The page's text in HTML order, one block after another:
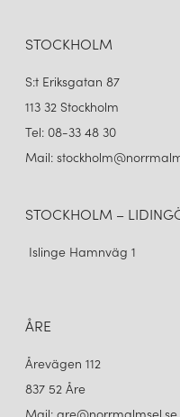
STOCKHOLM
S:t Eriksgatan 87
113 32 Stockholm
Tel: 08-33 48 30
Mail:
STOCKHOLM –
Islinge Hamnväg 1
ÅRE
Årevägen 112
837 52 Åre
Mail: are@norrmalmsel.se